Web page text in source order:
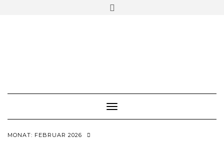
Toggle Navigation
MONAT: FEBRUAR 2026